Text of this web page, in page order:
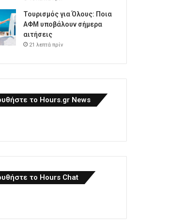
Τουρισμός για Όλους: Ποια
ΑΦΜ υποβάλουν σήμερα
αιτήσεις
21 λεπτά πρίν
το Hours.gr News
το Hours Chat